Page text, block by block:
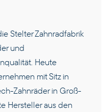
Stelter Zahnradfabrik
und
Heute
mit Sitz in
Zahnräder in Groß-
Hersteller aus den